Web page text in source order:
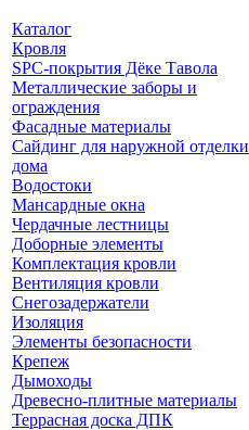
Каталог
Кровля
SPC-покрытия Дёке Тавола
Металлические заборы и
ограждения
Фасадные материалы
Сайдинг для наружной отделки
дома
Водостоки
Мансардные окна
Чердачные лестницы
Доборные элементы
Комплектация кровли
Вентиляция кровли
Снегозадержатели
Изоляция
Элементы безопасности
Крепеж
Дымоходы
Древесно-плитные материалы
Террасная доска ДПК